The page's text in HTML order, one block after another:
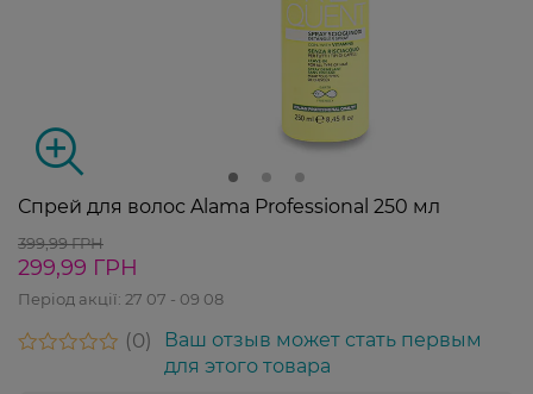
Спрей для волос Alama Professional 250 мл
399,99 ГРН
299,99 ГРН
Період акції: 27 07 - 09 08
0
Ваш отзыв может стать первым
для этого товара